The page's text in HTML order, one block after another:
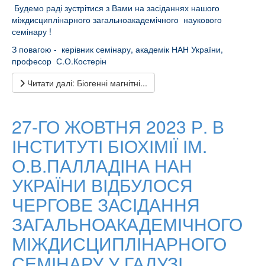
Будемо раді зустрітися з Вами на засіданнях нашого
міждисциплінарного загальноакадемічного наукового
семінару !
З повагою - керівник семінару, академік НАН України,
професор С.О.Костерін
Читати далі: Біогенні магнітні...
27-ГО ЖОВТНЯ 2023 Р. В
ІНСТИТУТІ БІОХІМІЇ ІМ.
О.В.ПАЛЛАДІНА НАН
УКРАЇНИ ВІДБУЛОСЯ
ЧЕРГОВЕ ЗАСІДАННЯ
ЗАГАЛЬНОАКАДЕМІЧНОГО
МІЖДИСЦИПЛІНАРНОГО